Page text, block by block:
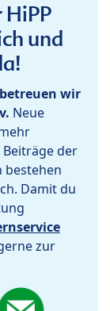
HiPP
und
wir
Neue
der
bestehen
Damit du
zur